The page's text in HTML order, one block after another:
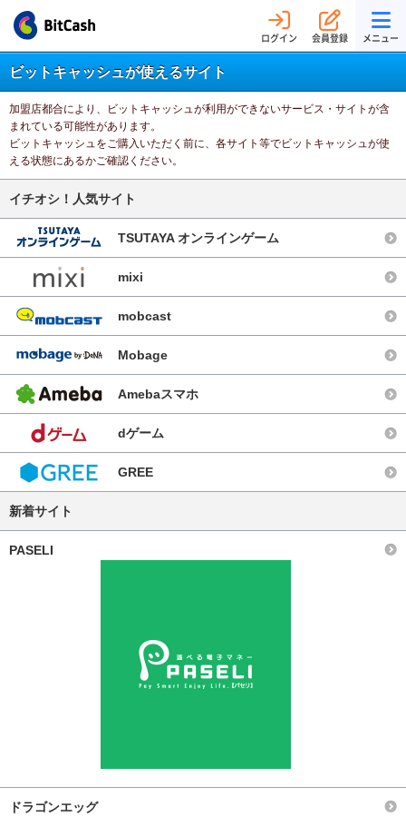
ログイン 会員登録 メニュー
ビットキャッシュが使えるサイト
加盟店都合により、ビットキャッシュが利用ができないサービス・サイトが含
まれている可能性があります。
ビットキャッシュをご購入いただく前に、各サイト等でビットキャッシュが使
える状態にあるかご確認ください。
イチオシ！人気サイト
TSUTAYA オンラインゲーム
mixi
mobcast
Mobage
Amebaスマホ
dゲーム
GREE
新着サイト
PASELI
ドラゴンエッグ